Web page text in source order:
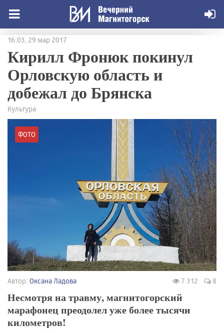
16:03, 29 мар 2017
Кирилл Фронюк покинул
Орловскую область и
добежал до Брянска
Культура
ФОТО
Автор: Оксана Ладова 7 312 8
Несмотря на травму, магнитогорский
марафонец преодолел уже более тысячи
километров!